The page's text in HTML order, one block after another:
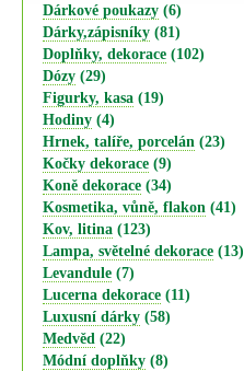
Dárkové poukazy (6)
Dárky,zápisníky (81)
Doplňky, dekorace (102)
Dózy (29)
Figurky, kasa (19)
Hodiny (4)
Hrnek, talíře, porcelán (23)
Kočky dekorace (9)
Koně dekorace (34)
Kosmetika, vůně, flakon (41)
Kov, litina (123)
Lampa, světelné dekorace (13)
Levandule (7)
Lucerna dekorace (11)
Luxusní dárky (58)
Medvěd (22)
Módní doplňky (8)